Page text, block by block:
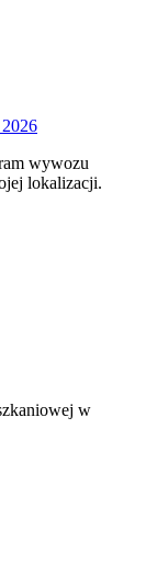
wywozu
lokalizacji.
w